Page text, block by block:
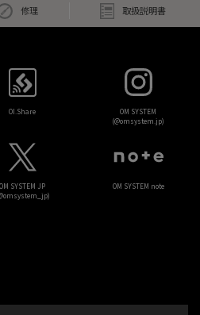
修理 取扱説明書
OI.Share
OM SYSTEM
(@omsystem.jp)
OM SYSTEM JP
OM SYSTEM note